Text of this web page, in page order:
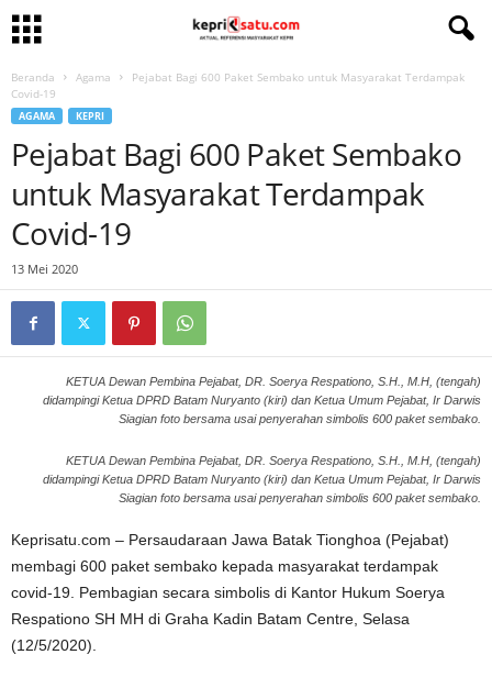
Beranda Agama
Pejabat Bagi 600 Paket Sembako untuk Masyarakat Terdampak
Covid-19
AGAMA KEPRI
Pejabat Bagi 600 Paket Sembako
untuk Masyarakat Terdampak
Covid-19
13 Mei 2020
KETUA Dewan Pembina Pejabat, DR. Soerya Respationo, S.H., M.H, (tengah)
didampingi Ketua DPRD Batam Nuryanto (kiri) dan Ketua Umum Pejabat, Ir Darwis
Siagian foto bersama usai penyerahan simbolis 600 paket sembako.
KETUA Dewan Pembina Pejabat, DR. Soerya Respationo, S.H., M.H, (tengah)
didampingi Ketua DPRD Batam Nuryanto (kiri) dan Ketua Umum Pejabat, Ir Darwis
Siagian foto bersama usai penyerahan simbolis 600 paket sembako.
Keprisatu.com – Persaudaraan Jawa Batak Tionghoa (Pejabat)
membagi 600 paket sembako kepada masyarakat terdampak
covid-19. Pembagian secara simbolis di Kantor Hukum Soerya
Respationo SH MH di Graha Kadin Batam Centre, Selasa
(12/5/2020).